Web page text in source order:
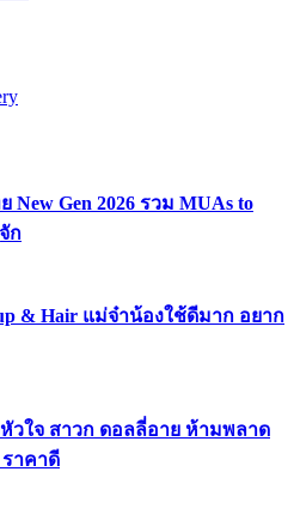
New Gen 2026 รวม MUAs to
ก
& Hair แม่จ๋าน้องใช้ดีมาก อยาก
วใจ สาวก ดอลลี่อาย ห้ามพลาด
ราคาดี